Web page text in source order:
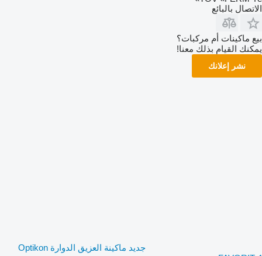
الاتصال بالبائع
بيع ماكينات أم مركبات؟
يمكنك القيام بذلك معنا!
نشر إعلانك
جديد ماكينة العزيق الدوارة Optikon